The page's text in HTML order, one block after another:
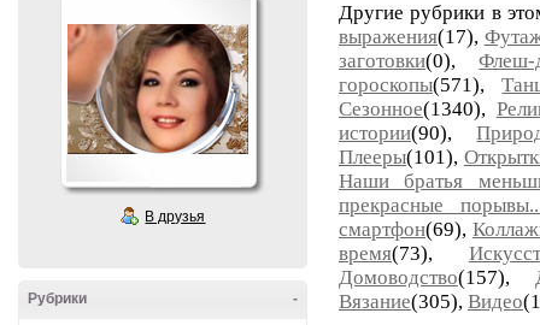
В друзья
-
Рубрики
Другие рубрики в
выражения(17),
заготовки(0),Флеш-
гороскопы(571),
Сезонное(1340),
истории(90),
Плееры(101),
Наши братья
прекрасные
смартфон(69),
время(73),
Домоводство(157),
Вязание(305), Видео